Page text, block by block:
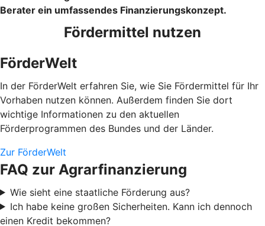
Berater ein umfassendes Finanzierungskonzept.
Fördermittel nutzen
FörderWelt
In der FörderWelt erfahren Sie, wie Sie Fördermittel für Ihr
Vorhaben nutzen können. Außerdem finden Sie dort
wichtige Informationen zu den aktuellen
Förderprogrammen des Bundes und der Länder.
Zur FörderWelt
FAQ zur Agrarfinanzierung
Wie sieht eine staatliche Förderung aus?
Ich habe keine großen Sicherheiten. Kann ich dennoch
einen Kredit bekommen?